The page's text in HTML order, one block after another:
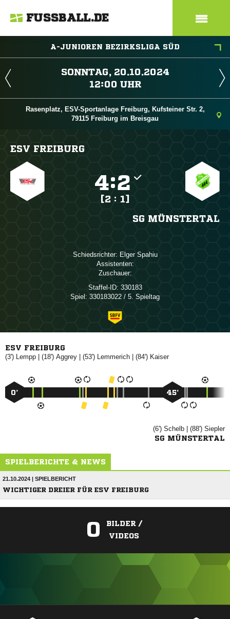
FUSSBALL.DE
A-JUNIOREN BEZIRKSLIGA SÜD
 
 
Rasenplatz, ESV-Sportanlage Freiburg, Kufsteiner Str. 2,
79115 Freiburg im Breisgau
ESV FREIBURG
:
[2 : 1]
SG MÜNSTERTAL
Schiedsrichter:  
Assistenten:
Zuschauer:
Staffel-ID: 330183
Spiel: 330183022 / 5. Spieltag
ESV FREIBURG
(3')  | (18')  | (53')  | (84') 
0’ 45’
(6')  | (88') 
SG MÜNSTERTAL
SPIELBERICHTE & NEWS
21.10.2024 | SPIELBERICHT
WICHTIGER DREIER FÜR ESV FREIBURG
0
BILDER /
VIDEOS